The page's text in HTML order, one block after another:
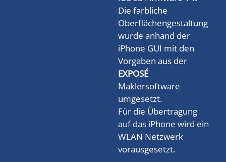
Die farbliche
Oberflächengestaltung
wurde anhand der
iPhone GUI mit den
Vorgaben aus der
EXPOSÉ
Maklersoftware
umgesetzt.
Für die Übertragung
auf das iPhone wird ein
WLAN Netzwerk
vorausgesetzt.